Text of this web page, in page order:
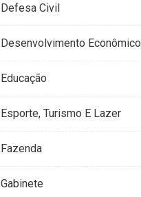
Defesa Civil
Desenvolvimento Econômico
Educação
Esporte, Turismo E Lazer
Fazenda
Gabinete